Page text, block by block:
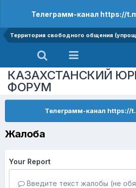
Телеграмм-канал https://
Территория свободного общения
КАЗАХСТАНСКИЙ
ФОРУМ
Телеграмм-канал https://
Жалоба
Your Report
Введите текст жалобы (не